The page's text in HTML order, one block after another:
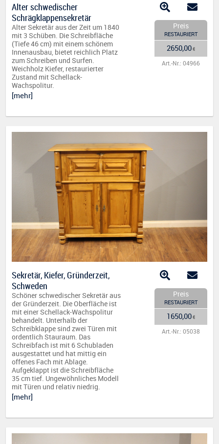
Alter schwedischer
Schrägklappensekretär
Alter Sekretär aus der Zeit um 1840
mit 3 Schüben. Die Schreibfläche
(Tiefe 46 cm) mit einem schönem
Innenausbau, bietet reichlich Platz
zum Schreiben und Surfen.
Weichholz Kiefer, restaurierter
Zustand mit Schellack-
Wachspolitur.
[mehr]
Preis
RESTAURIERT
2650,00€
Art.-Nr.: 04966
Sekretär, Kiefer, Gründerzeit,
Schweden
Schöner schwedischer Sekretär aus
der Gründerzeit. Die Oberfläche ist
mit einer Schellack-Wachspolitur
behandelt. Unterhalb der
Schreibklappe sind zwei Türen mit
ordentlich Stauraum. Das
Schreibfach ist mit 6 Schubladen
ausgestattet und hat mittig ein
offenes Fach mit Ablage.
Aufgeklappt ist die Schreibfläche
35 cm tief. Ungewöhnliches Modell
mit Türen und relativ niedrig.
[mehr]
Preis
RESTAURIERT
1650,00€
Art.-Nr.: 05038